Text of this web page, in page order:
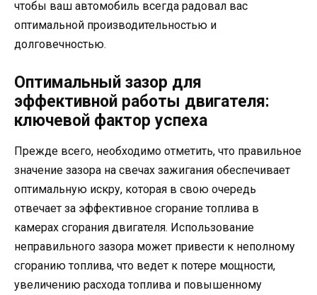
чтобы ваш автомобиль всегда радовал вас
оптимальной производительностью и
долговечностью.
Оптимальный зазор для
эффективной работы двигателя:
ключевой фактор успеха
Прежде всего, необходимо отметить, что правильное
значение зазора на свечах зажигания обеспечивает
оптимальную искру, которая в свою очередь
отвечает за эффективное сгорание топлива в
камерах сгорания двигателя. Использование
неправильного зазора может привести к неполному
сгоранию топлива, что ведет к потере мощности,
увеличению расхода топлива и повышенному